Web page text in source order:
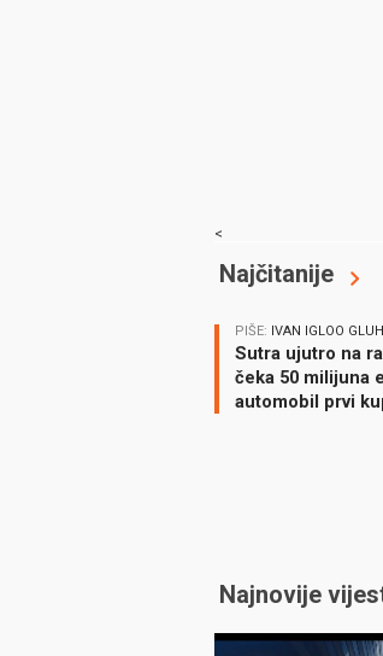
<
Najčitanije
PIŠE: IVAN IGLOO
Sutra ujutro na
čeka 50 milijuna
automobil prvi
Najnovije